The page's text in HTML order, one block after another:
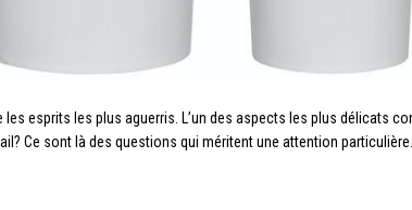
esprits les plus aguerris. L’un des aspects les plus délicats
Ce sont là des questions qui méritent une attention